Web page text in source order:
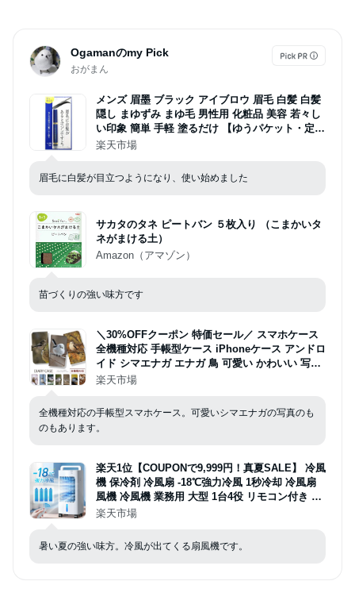
Ogamanのmy Pick
おがまん
メンズ 眉墨 ブラック アイブロウ 眉毛 白髪 白髪
隠し まゆずみ まゆ毛 男性用 化粧品 美容 若々し
い印象 簡単 手軽 塗るだけ 【ゆうパケット・定形
外郵便送料無料】
楽天市場
眉毛に白髪が目立つようになり、使い始めました
サカタのタネ ピートバン ５枚入り （こまかいタ
ネがまける土）
Amazon（アマゾン）
苗づくりの強い味方です
＼30%OFFクーポン 特価セール／ スマホケース
全機種対応 手帳型ケース iPhoneケース アンドロ
イド シマエナガ エナガ 鳥 可愛い かわいい 写真
森の妖精 小鳥 野鳥 プチプラ ポッキリ iPhone17
ー ピクセル9a 携帯ケース
楽天市場
全機種対応の手帳型スマホケース。可愛いシマエナガの写真のも
のもあります。
楽天1位【COUPONで9,999円！真夏SALE】 冷風
機 保冷剤 冷風扇 -18℃強力冷風 1秒冷却 冷風扇
風機 冷風機 業務用 大型 1台4役 リモコン付き 扇
風機 左右120°自動首振り 上下90°調整 タイマー 5
除菌 スポットクーラー
楽天市場
暑い夏の強い味方。冷風が出てくる扇風機です。